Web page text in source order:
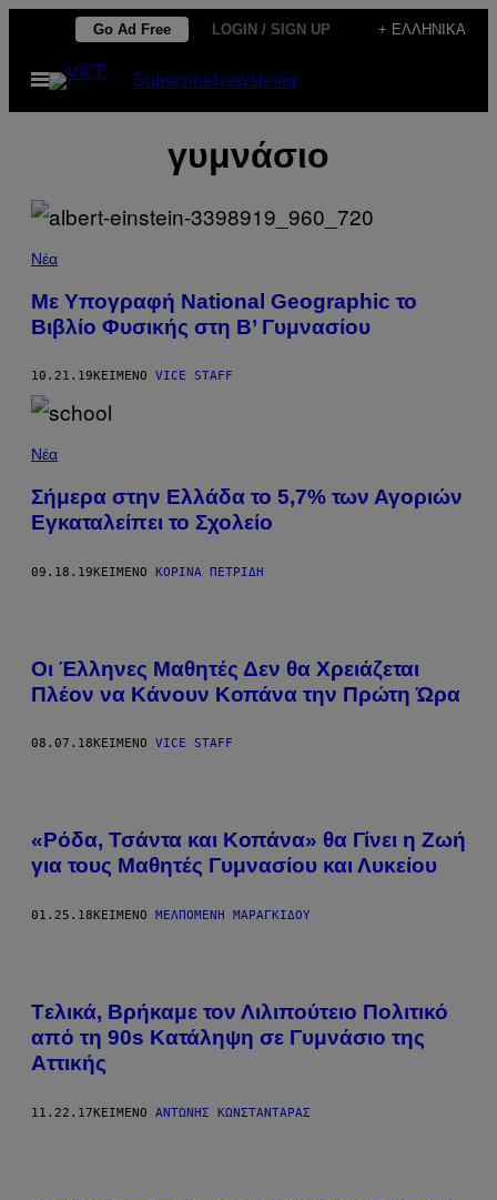
Μετάβαση
περιεχόμενο
Go Ad Free LOGIN / SIGN UP + ΕΛΛΗΝΙΚΆ
Ανοίξτε
το
μενού
SubscribeNewsletter
γυμνάσιο
Νέα
Με Υπογραφή National Geographic το
Βιβλίο Φυσικής στη Β’ Γυμνασίου
10.21.19 ΚΕΊΜΕΝΟ VICE STAFF
Νέα
Σήμερα στην Ελλάδα το 5,7% των Αγοριών
Εγκαταλείπει το Σχολείο
09.18.19ΚΕΊΜΕΝΟ ΚΟΡΊΝΑ ΠΕΤΡΊΔΗ
Οι Έλληνες Μαθητές Δεν θα Χρειάζεται
Πλέον να Κάνουν Κοπάνα την Πρώτη Ώρα
08.07.18 ΚΕΊΜΕΝΟ VICE STAFF
«Ρόδα, Τσάντα και Κοπάνα» θα Γίνει η Ζωή
για τους Μαθητές Γυμνασίου και Λυκείου
01.25.18ΚΕΊΜΕΝΟ ΜΕΛΠΟΜΈΝΗ ΜΑΡΑΓΚΊΔΟΥ
Tελικά, Βρήκαμε τον Λιλιπούτειο Πολιτικό
από τη 90s Κατάληψη σε Γυμνάσιο της
Αττικής
11.22.17ΚΕΊΜΕΝΟ ΑΝΤΏΝΗΣ ΚΩΝΣΤΑΝΤΆΡΑΣ